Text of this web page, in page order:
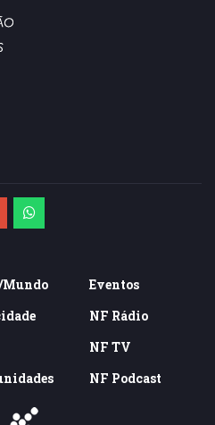
Eventos
NF Rádio
NF TV
NF Podcast